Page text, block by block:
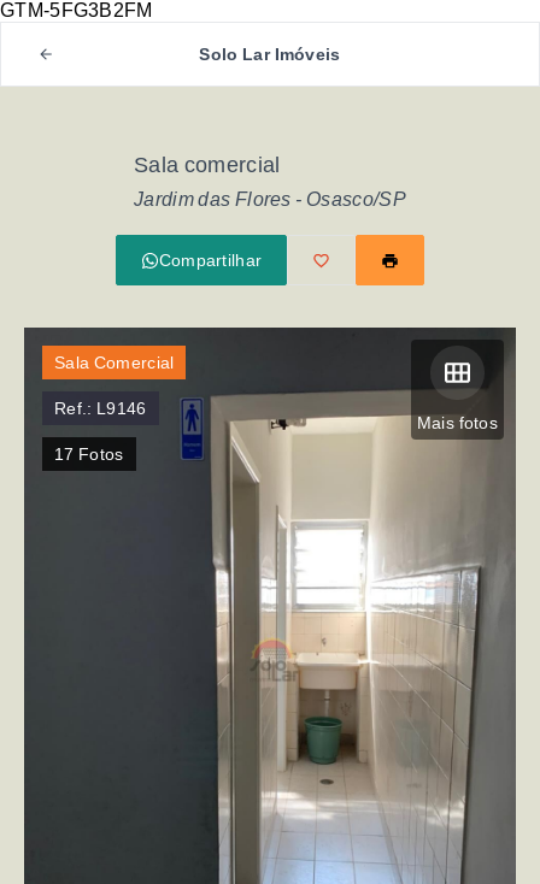
GTM-5FG3B2FM
Solo Lar Imóveis
Sala comercial
Jardim das Flores - Osasco/SP
Compartilhar
Mais fotos
Sala Comercial
Ref.: L9146
17 Fotos